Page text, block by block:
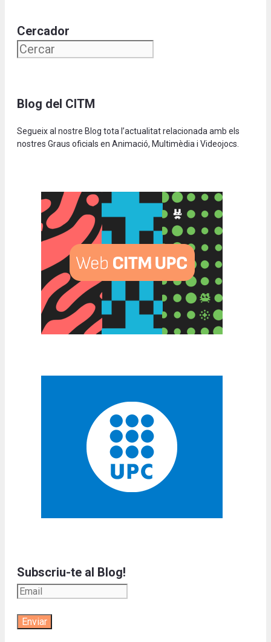
Cercador
Blog del CITM
Segueix al nostre Blog tota l’actualitat relacionada amb els
nostres Graus oficials en Animació, Multimèdia i Videojocs.
Subscriu-te al Blog!